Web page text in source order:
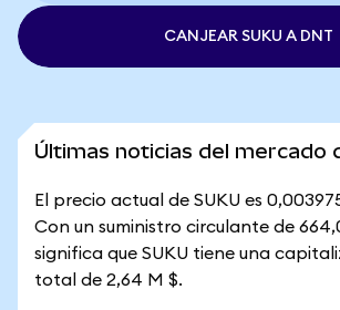
CANJEAR SUKU A DNT
Últimas noticias del mercado
El precio actual de SUKU es
Con un suministro circulante de
significa que SUKU tiene una
total de 2,64 M $.